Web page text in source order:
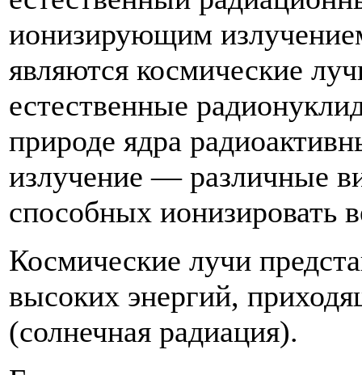
ионизирующим
являются космические
естественные
природе ядра
излучение — различные
способных ионизировать
Космические лучи
высоких энергий,
(солнечная радиация).